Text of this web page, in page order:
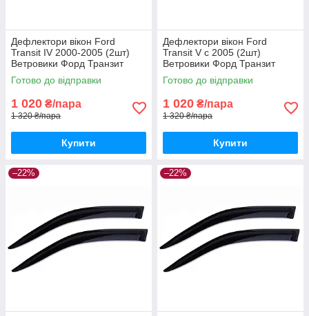
Дефлектори вікон Ford
Transit IV 2000-2005 (2шт)
Ветровики Форд Транзит
дефлектори (2шт) з 2000 по
2005
Готово до відправки
1 020 ₴/пара
1 320 ₴/пара
Купити
Дефлектори вікон Ford
Transit V c 2005 (2шт)
Ветровики Форд Транзит
дефлектори (2шт) з 2005
Готово до відправки
1 020 ₴/пара
1 320 ₴/пара
Купити
–22% –22%